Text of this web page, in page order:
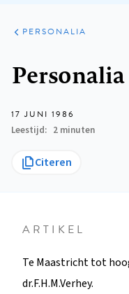
ARTIKELEN
VARIA
PERSONALIA
Personalia
17 JUNI 1986
Leestijd
2 minuten
Citeren
ARTIKEL
Te Maastricht tot
dr.F.H.M.Verhey.